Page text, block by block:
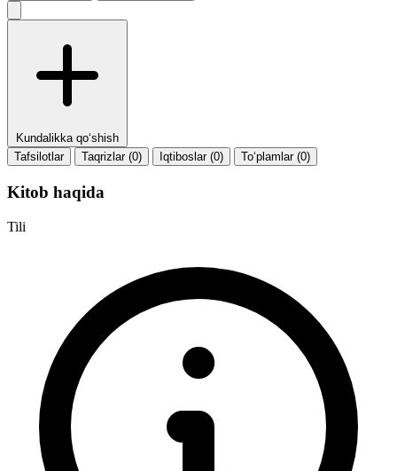
Kundalikka qo‘shish
Tafsilotlar
Taqrizlar (0) Iqtiboslar (0) To‘plamlar (0)
Kitob haqida
Tili